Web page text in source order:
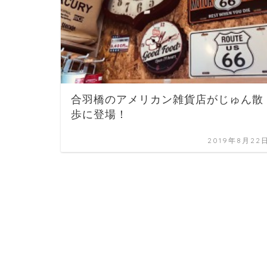
合羽橋のアメリカン雑貨店がじゅん散
歩に登場！
2019年8月22